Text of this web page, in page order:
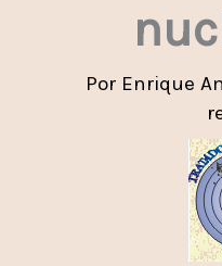
Por Enrique